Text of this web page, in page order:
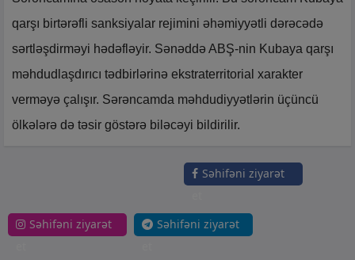
qarşı birtərəfli sanksiyalar rejimini əhəmiyyətli dərəcədə
sərtləşdirməyi hədəfləyir. Sənəddə ABŞ-nin Kubaya qarşı
məhdudlaşdırıcı tədbirlərinə ekstraterritorial xarakter
verməyə çalışır. Sərəncamda məhdudiyyətlərin üçüncü
ölkələrə də təsir göstərə biləcəyi bildirilir.
Səhifəni ziyarət
Səhifəni ziyarət
Səhifəni ziyarət